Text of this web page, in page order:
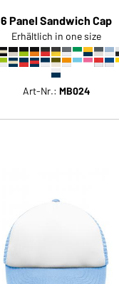
6 Panel Sandwich Cap
Erhältlich in one size
Art-Nr.: MB024